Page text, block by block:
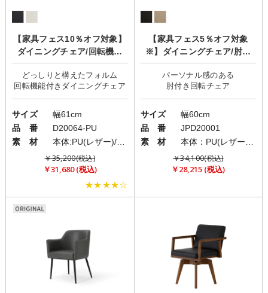
【家具フェス10％オフ対象】
ダイニングチェア/回転機能
「milo(ミロ)」
どっしりと構えたフォルム
サイズ
幅61cm
品 番
D20064-PU
素 材
本体:PU(レザー)/脚:スチール
￥35,200(税込)
￥31,680 (税込)
★★★★☆
【家具フェス5％オフ対象
※】ダイニングチェア/肘付
き/回転チェア
パーソナル感のある
サイズ
幅60cm
品 番
JPD20001
素 材
￥34,100(税込)
￥28,215 (税込)